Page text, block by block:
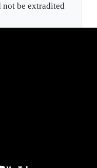
be extradited